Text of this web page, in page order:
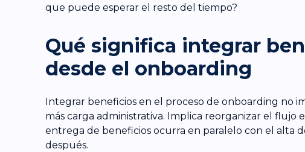
que puede esperar el resto del tiempo?
Qué significa integrar
desde el onboarding
Integrar beneficios en el proceso de onboarding no
más carga administrativa. Implica reorganizar el flujo
entrega de beneficios ocurra en paralelo con el alta
después.